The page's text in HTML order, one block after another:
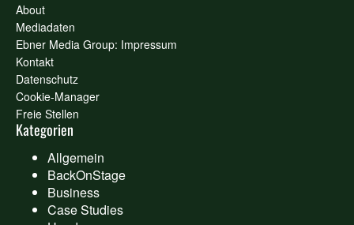
About
Mediadaten
Ebner Media Group: Impressum
Kontakt
Datenschutz
Cookie-Manager
Freie Stellen
Kategorien
Allgemein
BackOnStage
Business
Case Studies